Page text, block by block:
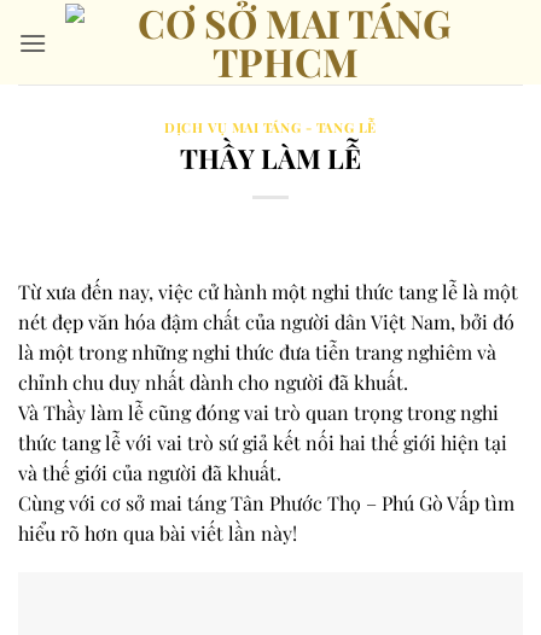
qua
DỊCH VỤ MAI TÁNG - TANG LỄ
THẦY LÀM LỄ
Từ xưa đến nay, việc cử hành một nghi thức tang lễ là một
nét đẹp văn hóa đậm chất của người dân Việt Nam, bởi đó
là một trong những nghi thức đưa tiễn trang nghiêm và
chỉnh chu duy nhất dành cho người đã khuất.
Và Thầy làm lễ cũng đóng vai trò quan trọng trong nghi
thức tang lễ với vai trò sứ giả kết nối hai thế giới hiện tại
và thế giới của người đã khuất.
Cùng với cơ sở mai táng Tân Phước Thọ – Phú Gò Vấp tìm
hiểu rõ hơn qua bài viết lần này!